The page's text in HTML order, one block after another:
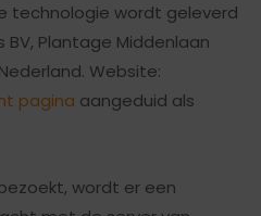
technologie wordt geleverd
Plantage Middenlaan
Website:
pagina aangeduid als
wordt er een